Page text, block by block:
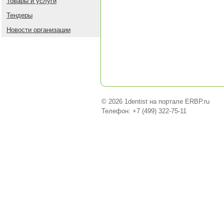
Тендеры
Новости организации
© 2026 1dentist на портале ERBP.ru
Телефон: +7 (499) 322-75-11